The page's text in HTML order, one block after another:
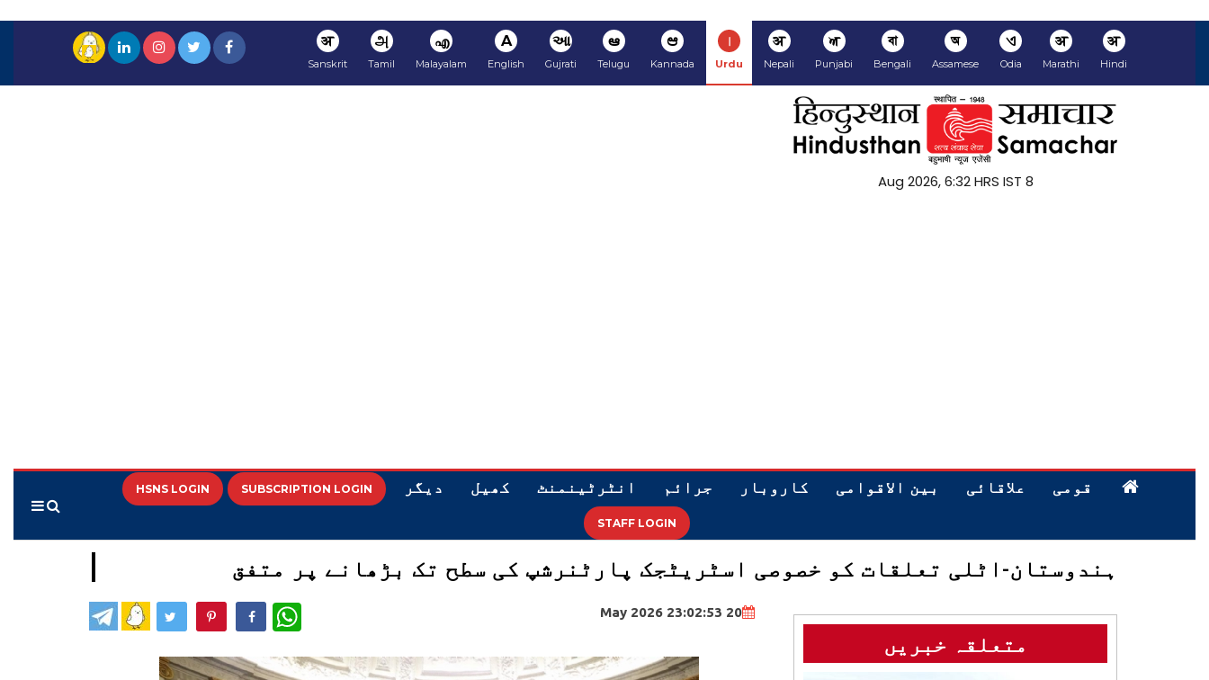
अ
Hindi
अ
Marathi
ଏ
Odia
অ
Assamese
বা
Bengali
ਅ
Punjabi
अ
Nepali
ا
Urdu
ಆ
Kannada
ఆ
Telugu
આ
Gujrati
A
English
എ
Malayalam
அ
Tamil
अ
Sanskrit
8 Aug 2026, 6:32 HRS IST
قومی علاقائی بین الاقوامی کاروبار جرائم انٹرٹینمنٹ کھیل دیگر SUBSCRIPTION LOGIN
HSNS LOGIN
STAFF LOGIN
ہندوستان-اٹلی تعلقات کو خصوصی اسٹریٹجک پارٹنرشپ کی سطح تک بڑھانے پر متفق
20 May 2026 23:02:53
WhatsApp
متعلقہ خبریں